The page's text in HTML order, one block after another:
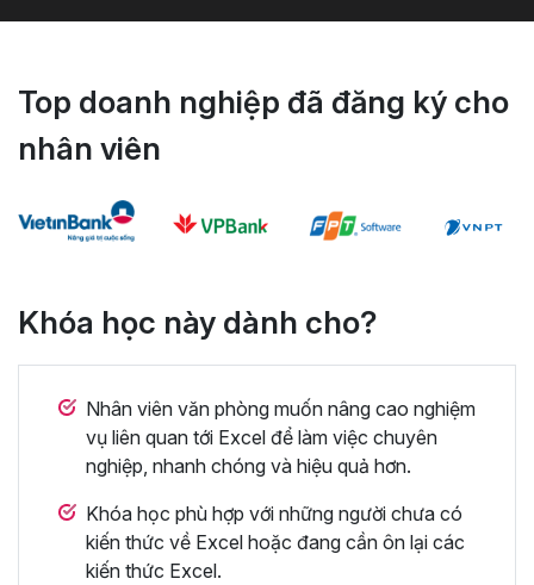
Top doanh nghiệp đã đăng ký cho
nhân viên
Khóa học này dành cho?
Nhân viên văn phòng muốn nâng cao nghiệm
vụ liên quan tới Excel để làm việc chuyên
nghiệp, nhanh chóng và hiệu quả hơn.
Khóa học phù hợp với những người chưa có
kiến thức về Excel hoặc đang cần ôn lại các
kiến thức Excel.